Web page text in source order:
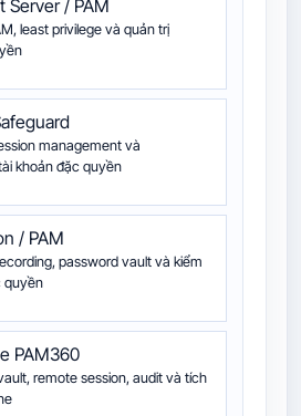
Server / PAM
least privilege và quản trị
management và
khoản đặc quyền
/ PAM
password vault và kiểm
quyền
PAM360
remote session, audit và tích